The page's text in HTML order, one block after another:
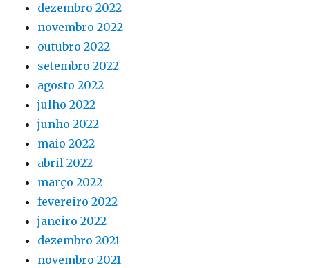
dezembro 2022
novembro 2022
outubro 2022
setembro 2022
agosto 2022
julho 2022
junho 2022
maio 2022
abril 2022
março 2022
fevereiro 2022
janeiro 2022
dezembro 2021
novembro 2021